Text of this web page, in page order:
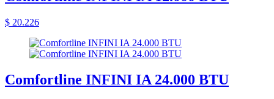
$ 20.226
Comfortline INFINI IA 24.000 BTU